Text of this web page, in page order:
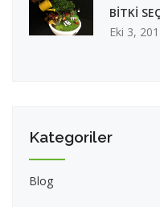
BİTKİ
Eki 3,
Kategoriler
Blog